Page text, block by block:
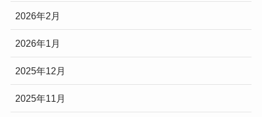
2026年2月
2026年1月
2025年12月
2025年11月